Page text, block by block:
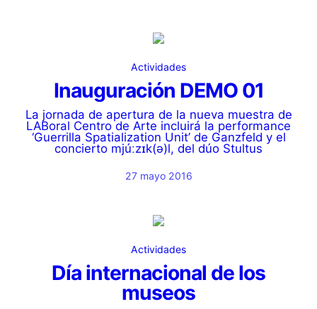
Actividades
Inauguración DEMO 01
La jornada de apertura de la nueva muestra de
LABoral Centro de Arte incluirá la performance
‘Guerrilla Spatialization Unit’ de Ganzfeld y el
concierto mjúːzɪk(ə)l, del dúo Stultus
27 mayo 2016
Actividades
Día internacional de los
museos